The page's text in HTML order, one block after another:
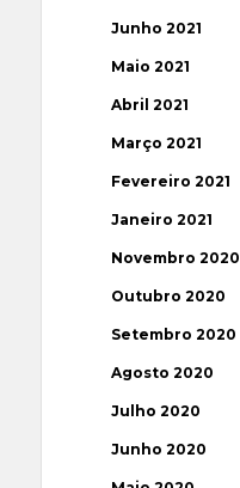
Junho 2021
Maio 2021
Abril 2021
Março 2021
Fevereiro 2021
Janeiro 2021
Novembro 2020
Outubro 2020
Setembro 2020
Agosto 2020
Julho 2020
Junho 2020